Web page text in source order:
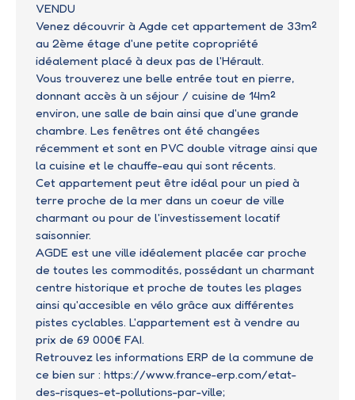
VENDU
Venez découvrir à Agde cet appartement de 33m²
au 2ème étage d'une petite copropriété
idéalement placé à deux pas de l'Hérault.
Vous trouverez une belle entrée tout en pierre,
donnant accès à un séjour / cuisine de 14m²
environ, une salle de bain ainsi que d'une grande
chambre. Les fenêtres ont été changées
récemment et sont en PVC double vitrage ainsi que
la cuisine et le chauffe-eau qui sont récents.
Cet appartement peut être idéal pour un pied à
terre proche de la mer dans un coeur de ville
charmant ou pour de l'investissement locatif
saisonnier.
AGDE est une ville idéalement placée car proche
de toutes les commodités, possédant un charmant
centre historique et proche de toutes les plages
ainsi qu'accesible en vélo grâce aux différentes
pistes cyclables. L'appartement est à vendre au
prix de 69 000€ FAI.
Retrouvez les informations ERP de la commune de
ce bien sur : https://www.france-erp.com/etat-
des-risques-et-pollutions-par-ville;